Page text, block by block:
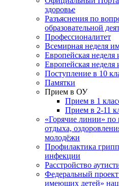
здоровье
Разъяснения по
образовательной
Профессионалитет
Всемирная неделя
Европейская
Европейская
Поступление в 10
Памятки
Прием в ОУ
Прием в 1
Прием в 2-11
«Горячие линии» по
отдыха,
молодёжи
Профилактика
инфекции
Расстройство
Федеральный
имеющих детей»